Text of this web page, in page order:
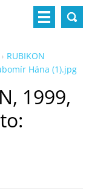
RUBIKON
Hána (1).jpg
1999,